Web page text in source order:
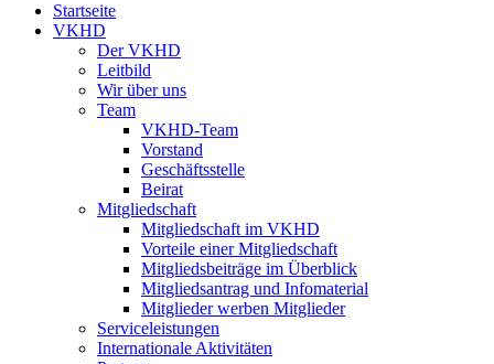
Startseite
VKHD
Der VKHD
Leitbild
Wir über uns
Team
VKHD-Team
Vorstand
Geschäftsstelle
Beirat
Mitgliedschaft
Mitgliedschaft im VKHD
Vorteile einer Mitgliedschaft
Mitgliedsbeiträge im Überblick
Mitgliedsantrag und Infomaterial
Mitglieder werben Mitglieder
Serviceleistungen
Internationale Aktivitäten